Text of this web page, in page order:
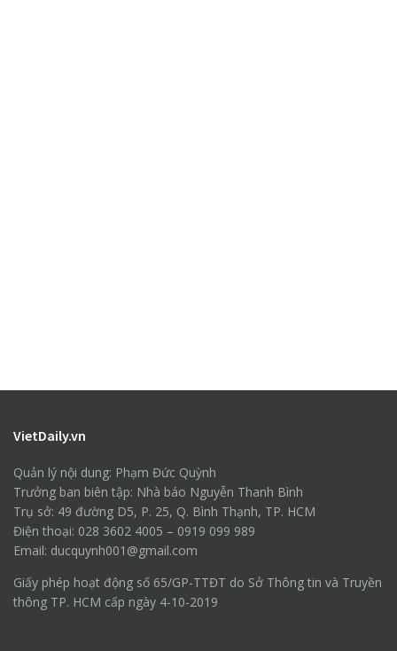
VietDaily.vn
Quản lý nội dung: Phạm Đức Quỳnh
Trưởng ban biên tập: Nhà báo Nguyễn Thanh Bình
Trụ sở: 49 đường D5, P. 25, Q. Bình Thạnh, TP. HCM
Điện thoại: 028 3602 4005 – 0919 099 989
Email: ducquynh001@gmail.com
Giấy phép hoạt động số 65/GP-TTĐT do Sở Thông tin và Truyền
thông TP. HCM cấp ngày 4-10-2019